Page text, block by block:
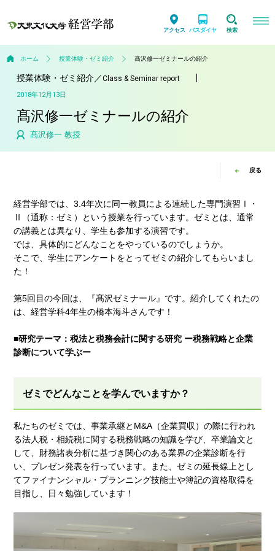
アクセス バスダイヤ 検索
ホーム 授業体験・ゼミ紹介 髙沢修一ゼミナールの紹介
授業体験・ゼミ紹介／Class & Seminar report
2018年12月13日
髙沢修一ゼミナールの紹介
髙沢修一 教授
戻る
経営学部では、3.4年次に同一教員による連続した専門演習Ⅰ・
Ⅱ（通称：ゼミ）という授業を行っています。ゼミとは、通常
の講義とは異なり、学生も参加する演習です。
では、具体的にどんなことをやっているのでしょうか。
そこで、学生にアンケートをとってゼミの紹介してもらいまし
た！
第5回目の今回は、『髙沢ゼミナール』です。紹介してくれたの
は、経営学科4年生の橋本海斗さんです！
■研究テーマ：税法と税務会計に関する研究 ー税務戦略と企業
診断について学ぶー
ゼミでどんなことを学んでいますか？
私たちのゼミでは、事業承継とM&A（企業買収）の際に行われ
る法人税・相続税に関する税務戦略の知識を学び、卒業論文と
して、財務諸表分析に基づき関心のある業界の企業診断を行
い、プレゼン発表を行っています。また、ゼミの延長線上とし
てファイナンシャル・プランニング技能士や簿記の資格取得を
目指し、日々勉強しています！